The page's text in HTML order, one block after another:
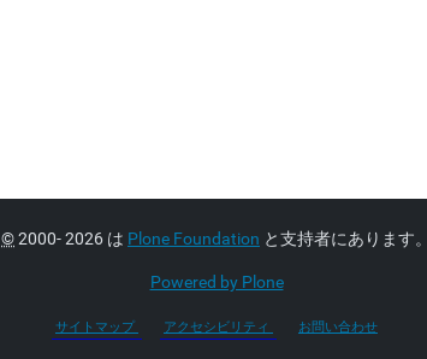
©2000- 2026 は Plone Foundation と支持者にあります。
Powered by Plone
サイトマップ アクセシビリティ お問い合わせ